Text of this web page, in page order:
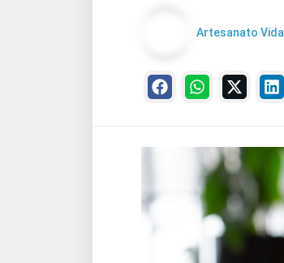
Artesanato Vida